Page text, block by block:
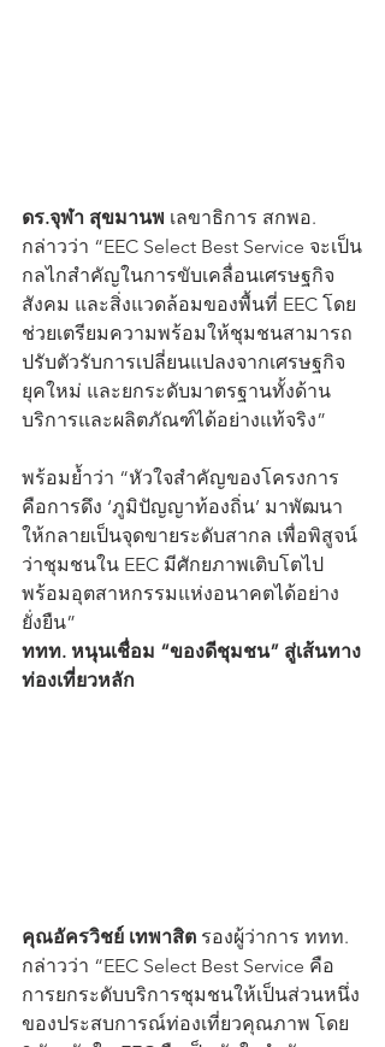
ดร.จุฬา สุขมานพ เลขาธิการ สกพอ.
กล่าวว่า “EEC Select Best Service จะเป็น
กลไกสำคัญในการขับเคลื่อนเศรษฐกิจ
สังคม และสิ่งแวดล้อมของพื้นที่ EEC โดย
ช่วยเตรียมความพร้อมให้ชุมชนสามารถ
ปรับตัวรับการเปลี่ยนแปลงจากเศรษฐกิจ
ยุคใหม่ และยกระดับมาตรฐานทั้งด้าน
บริการและผลิตภัณฑ์ได้อย่างแท้จริง”
พร้อมย้ำว่า “หัวใจสำคัญของโครงการ
คือการดึง ‘ภูมิปัญญาท้องถิ่น’ มาพัฒนา
ให้กลายเป็นจุดขายระดับสากล เพื่อพิสูจน์
ว่าชุมชนใน EEC มีศักยภาพเติบโตไป
พร้อมอุตสาหกรรมแห่งอนาคตได้อย่าง
ยั่งยืน”
ททท. หนุนเชื่อม “ของดีชุมชน” สู่เส้นทาง
ท่องเที่ยวหลัก
คุณอัครวิชย์ เทพาสิต รองผู้ว่าการ ททท.
กล่าวว่า “EEC Select Best Service คือ
การยกระดับบริการชุมชนให้เป็นส่วนหนึ่ง
ของประสบการณ์ท่องเที่ยวคุณภาพ โดย